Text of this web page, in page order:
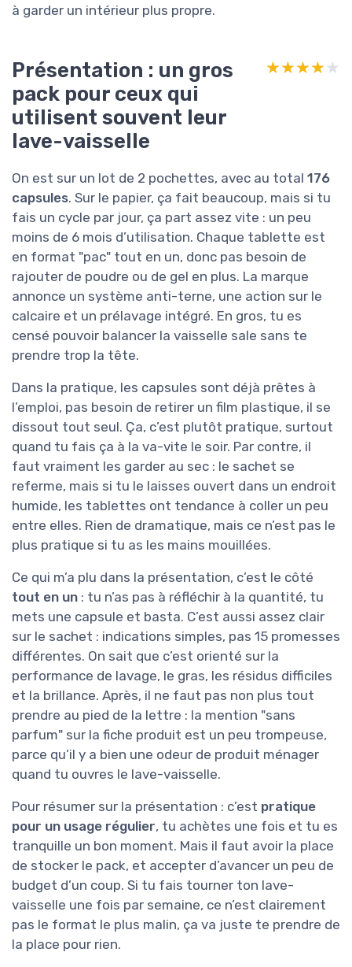
à garder un intérieur plus propre.
Présentation : un gros
pack pour ceux qui
utilisent souvent leur
lave-vaisselle
★★★★★
★★★★★
On est sur un lot de 2 pochettes, avec au total 176
capsules. Sur le papier, ça fait beaucoup, mais si tu
fais un cycle par jour, ça part assez vite : un peu
moins de 6 mois d’utilisation. Chaque tablette est
en format "pac" tout en un, donc pas besoin de
rajouter de poudre ou de gel en plus. La marque
annonce un système anti-terne, une action sur le
calcaire et un prélavage intégré. En gros, tu es
censé pouvoir balancer la vaisselle sale sans te
prendre trop la tête.
Dans la pratique, les capsules sont déjà prêtes à
l’emploi, pas besoin de retirer un film plastique, il se
dissout tout seul. Ça, c’est plutôt pratique, surtout
quand tu fais ça à la va-vite le soir. Par contre, il
faut vraiment les garder au sec : le sachet se
referme, mais si tu le laisses ouvert dans un endroit
humide, les tablettes ont tendance à coller un peu
entre elles. Rien de dramatique, mais ce n’est pas le
plus pratique si tu as les mains mouillées.
Ce qui m’a plu dans la présentation, c’est le côté
tout en un : tu n’as pas à réfléchir à la quantité, tu
mets une capsule et basta. C’est aussi assez clair
sur le sachet : indications simples, pas 15 promesses
différentes. On sait que c’est orienté sur la
performance de lavage, le gras, les résidus difficiles
et la brillance. Après, il ne faut pas non plus tout
prendre au pied de la lettre : la mention "sans
parfum" sur la fiche produit est un peu trompeuse,
parce qu’il y a bien une odeur de produit ménager
quand tu ouvres le lave-vaisselle.
Pour résumer sur la présentation : c’est pratique
pour un usage régulier, tu achètes une fois et tu es
tranquille un bon moment. Mais il faut avoir la place
de stocker le pack, et accepter d’avancer un peu de
budget d’un coup. Si tu fais tourner ton lave-
vaisselle une fois par semaine, ce n’est clairement
pas le format le plus malin, ça va juste te prendre de
la place pour rien.